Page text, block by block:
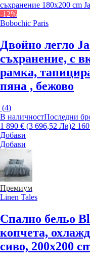
-12%
Bobochic Paris
Двойно легло
съхранение, с
рамка,
пяна , бежово
(4)
В наличностПоследни
1 890 € (3 696,52 Лв)2
Добави
Добави
Премиум
Linen Tales
Спално бельо
копчета,
сиво, 200x200